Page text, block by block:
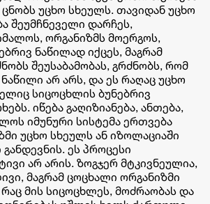
უცხო სხეულს. თავიდან უცხო
შეუმჩნეველი დარჩეს,
ორგანიზმს მოერგოს,
ნაწილად იქცეს, მაგრამ
შეუსაბამობას, გრძნობს, რომ
ნაწილი არ არს, და ეს რაღაც უცხო
სიცოცხლის ბუნებრივ
იწება გაღიზიანება, ანთება,
იმუნური სისტემა ერთვება
უცხო სხეულს ან იზოლაციაში
განდევნის. ეს პროცესი
არ არის. ზოგჯერ მტკივნეულია,
მაგრამ ცოცხალი ორგანიზმი
რაც მის სიცოცხლეს, მოძრაობას და